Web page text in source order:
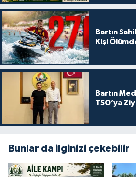
Bartın
Kişi
Bartın
TSO’ya
Bunlar da ilginizi çekebilir